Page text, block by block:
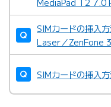
SIMカードの挿入
Laser／ZenFone 3
SIMカードの挿入